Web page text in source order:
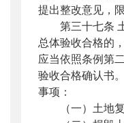
提出整改意见，
第三十七条 土
总体验收合格的
应当依照条例第
验收合格确认书
事项：
（一）土地复